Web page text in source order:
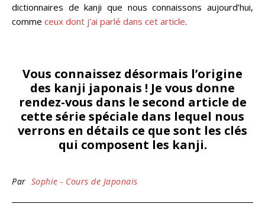
dictionnaires de kanji que nous connaissons aujourd’hui,
comme ceux dont j’ai parlé dans cet article.
Vous connaissez désormais l’origine
des kanji japonais ! Je vous donne
rendez-vous dans le second article de
cette série spéciale dans lequel nous
verrons en détails ce que sont les clés
qui composent les kanji.
Par Sophie - Cours de Japonais